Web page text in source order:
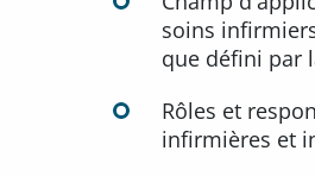
soins
que défini par
Rôles et
infirmières et